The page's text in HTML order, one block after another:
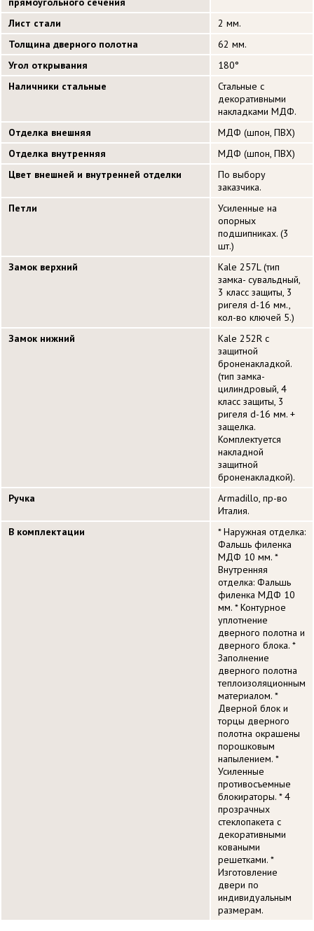
Лист стали
2 мм.
Толщина дверного полотна
62 мм.
Угол открывания
180°
Наличники стальные
Стальные с
декоративными
накладками МДФ.
Отделка внешняя
МДФ (шпон, ПВХ)
Отделка внутренняя
МДФ (шпон, ПВХ)
Цвет внешней и внутренней отделки
По выбору
заказчика.
Петли
Усиленные на
опорных
подшипниках. (3
шт.)
Замок верхний
Kale 257L (тип
замка- сувальдный,
3 класс защиты, 3
ригеля d-16 мм.,
кол-во ключей 5.)
Замок нижний
Kale 252R с
защитной
броненакладкой.
(тип замка-
цилиндровый, 4
класс защиты, 3
ригеля d-16 мм. +
защелка.
Комплектуется
накладной
защитной
броненакладкой).
Ручка
Armadillo, пр-во
Италия.
В комплектации
* Наружная отделка:
Фальшь филенка
МДФ 10 мм. *
Внутренняя
отделка: Фальшь
филенка МДФ 10
мм. * Контурное
уплотнение
дверного полотна и
дверного блока. *
Заполнение
дверного полотна
теплоизоляционным
материалом. *
Дверной блок и
торцы дверного
полотна окрашены
порошковым
напылением. *
Усиленные
противосъемные
блокираторы. * 4
прозрачных
стеклопакета с
декоративными
коваными
решетками. *
Изготовление
двери по
индивидуальным
размерам.